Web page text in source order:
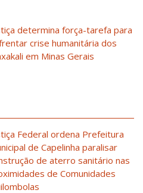
determina força-tarefa para
crise humanitária dos
em Minas Gerais
Federal ordena Prefeitura
de Capelinha paralisar
de aterro sanitário nas
de Comunidades